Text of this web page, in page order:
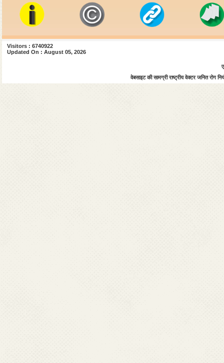
Visitors : 6740922
Updated On : August 05, 2026
वेबसाइट की सामग्री राष्ट्रीय वेक्टर जनित रोग